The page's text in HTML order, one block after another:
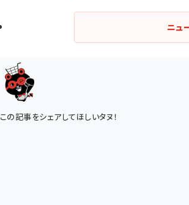
ニュ
この記事をシェアしてほしいタヌ！